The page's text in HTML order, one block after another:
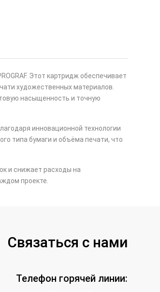
Этот картридж обеспечивает
художественных материалов.
насыщенность и точную
инновационной технологии
типа бумаги и объёма печати, что
и снижает расходы на
проекте.
Связаться с нами
Телефон горячей линии: